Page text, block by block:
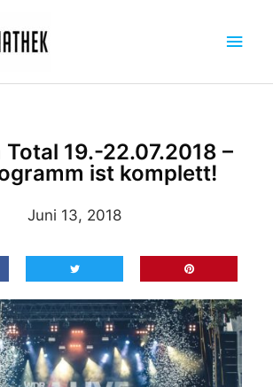
19.-22.07.2018 –
ist komplett!
Juni 13, 2018